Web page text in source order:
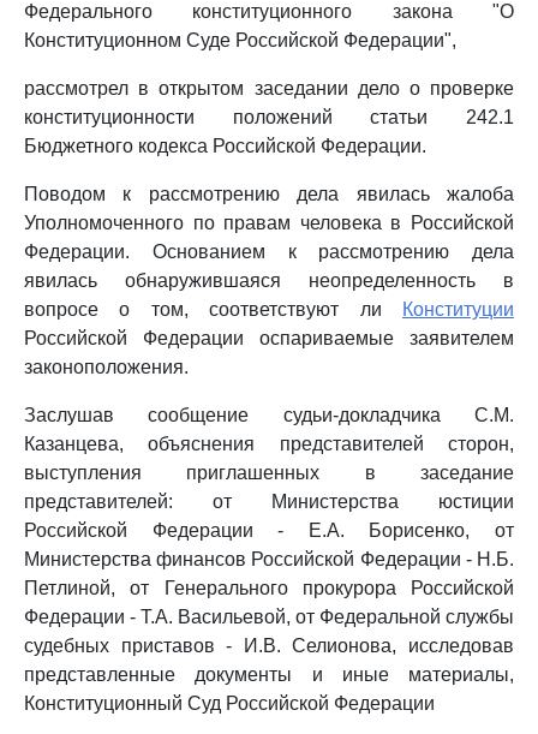
Федерального конституционного закона "О
Конституционном Суде Российской Федерации",
рассмотрел в открытом заседании дело о проверке
конституционности положений статьи 242.1
Бюджетного кодекса Российской Федерации.
Поводом к рассмотрению дела явилась жалоба
Уполномоченного по правам человека в Российской
Федерации. Основанием к рассмотрению дела
явилась обнаружившаяся неопределенность в
вопросе о том, соответствуют ли
Конституции
Российской Федерации оспариваемые заявителем
законоположения.
Заслушав сообщение судьи-докладчика С.М.
Казанцева, объяснения представителей сторон,
выступления приглашенных в заседание
представителей: от Министерства юстиции
Российской Федерации - Е.А. Борисенко, от
Министерства финансов Российской Федерации - Н.Б.
Петлиной, от Генерального прокурора Российской
Федерации - Т.А. Васильевой, от Федеральной службы
судебных приставов - И.В. Селионова, исследовав
представленные документы и иные материалы,
Конституционный Суд Российской Федерации